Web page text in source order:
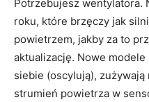
Potrzebujesz wentylatora.
roku, które brzęczy jak
powietrzem, jakby za to
aktualizację. Nowe
siebie (oscylują),
strumień powietrza w